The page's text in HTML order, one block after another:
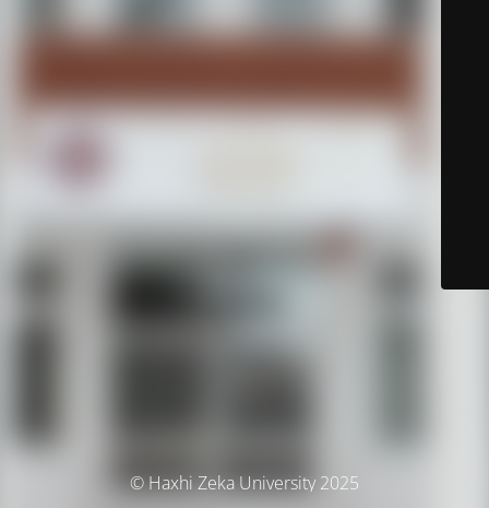
© Haxhi Zeka University 2025